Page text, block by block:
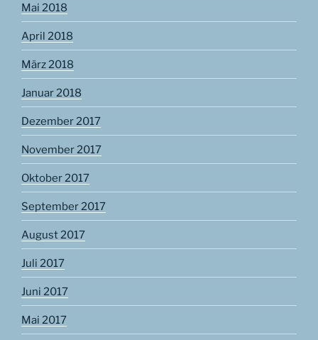
Mai 2018
April 2018
März 2018
Januar 2018
Dezember 2017
November 2017
Oktober 2017
September 2017
August 2017
Juli 2017
Juni 2017
Mai 2017